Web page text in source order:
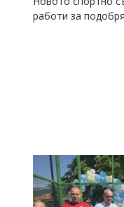
редакцията
сигнализирайте
работи за